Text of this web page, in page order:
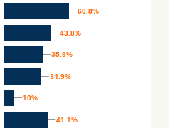
60.8%
60.8%
43.8%
43.8%
35.9%
35.9%
34.9%
34.9%
10%
10%
41.1%
41.1%